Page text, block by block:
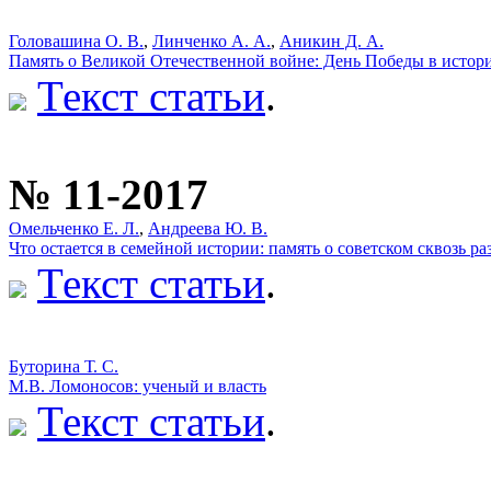
Головашина О. В., Линченко А. А., Аникин Д. А.
Память о Великой Отечественной войне: День Победы в
Текст статьи.
№ 11-2017
Омельченко Е. Л., Андреева Ю. В.
Что остается в семейной истории: память о советском сквозь
Текст статьи.
Буторина Т. С.
М.В. Ломоносов: ученый и власть
Текст статьи.